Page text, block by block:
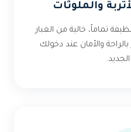
والملوثات
تماماً، خالية من الغبار
والأمان عند دخولك